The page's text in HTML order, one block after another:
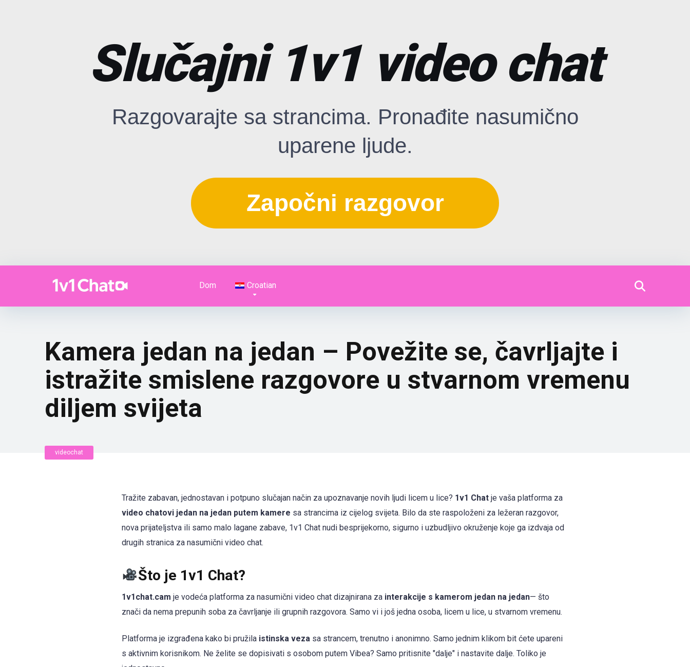
Slučajni 1v1 video chat
Razgovarajte sa strancima. Pronađite nasumično
uparene ljude.
Započni razgovor
Dom Croatian
Kamera jedan na jedan – Povežite se, čavrljajte i
istražite smislene razgovore u stvarnom vremenu
diljem svijeta
videochat
Tražite zabavan, jednostavan i potpuno slučajan način za upoznavanje novih ljudi licem u lice? 1v1 Chat je vaša platforma za
video chatovi jedan na jedan putem kamere sa strancima iz cijelog svijeta. Bilo da ste raspoloženi za ležeran razgovor,
nova prijateljstva ili samo malo lagane zabave, 1v1 Chat nudi besprijekorno, sigurno i uzbudljivo okruženje koje ga izdvaja od
drugih stranica za nasumični video chat.
Što je 1v1 Chat?
1v1chat.cam je vodeća platforma za nasumični video chat dizajnirana za interakcije s kamerom jedan na jedan— što
znači da nema prepunih soba za čavrljanje ili grupnih razgovora. Samo vi i još jedna osoba, licem u lice, u stvarnom vremenu.
Platforma je izgrađena kako bi pružila istinska veza sa strancem, trenutno i anonimno. Samo jednim klikom bit ćete upareni
s aktivnim korisnikom. Ne želite se dopisivati s osobom putem Vibea? Samo pritisnite "dalje" i nastavite dalje. Toliko je